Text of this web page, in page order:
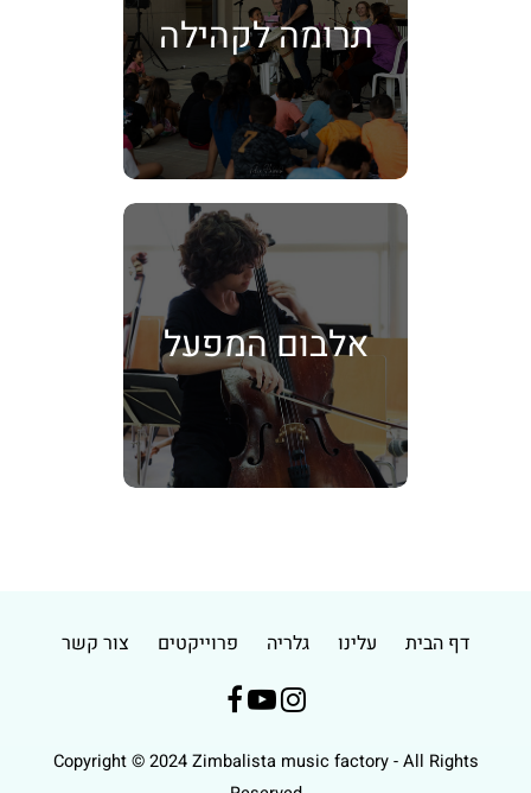
תרומה לקהילה
אלבום המפעל
דף הבית עלינו גלריה פרוייקטים
צור קשר



Copyright © 2024 Zimbalista music factory - All Rights